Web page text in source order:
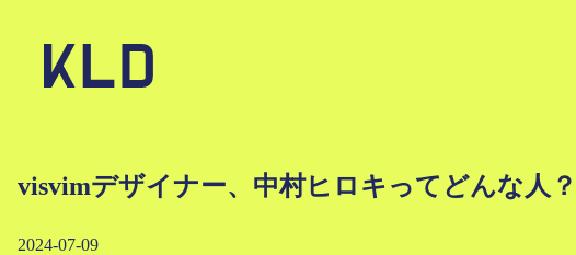
visvimデザイナー、中村ヒロキってどんな人
2024-07-09